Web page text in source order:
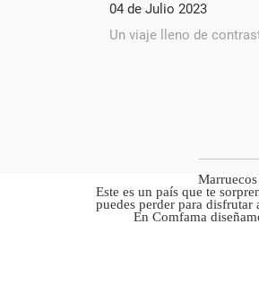
04 de Julio 2023
Un viaje lleno de
Este es un país que te
puedes perder para disfrutar
En Comfama